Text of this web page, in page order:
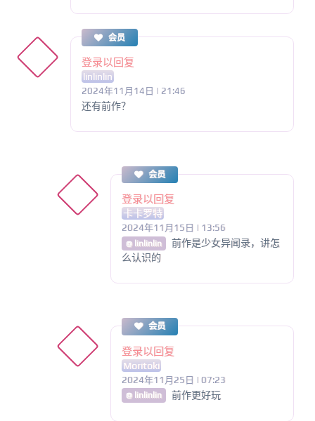
会员
登录以回复
linlinlin
2024年11月14日 | 21:46
还有前作？
会员
登录以回复
卡卡罗特
2024年11月15日 | 13:56
@ linlinlin
前作是少女异闻录，讲怎
么认识的
会员
登录以回复
Moritoki
2024年11月25日 | 07:23
@ linlinlin 前作更好玩